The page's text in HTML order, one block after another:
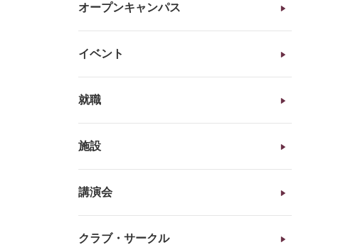
オープンキャンパス
イベント
就職
施設
講演会
クラブ・サークル